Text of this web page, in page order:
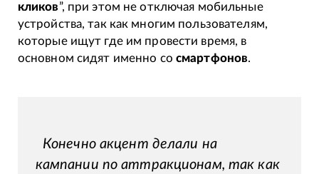
кликов”, при этом не отключая мобильные
устройства, так как многим пользователям,
которые ищут где им провести время, в
основном сидят именно со смартфонов.
Конечно акцент делали на
кампании по аттракционам, так как